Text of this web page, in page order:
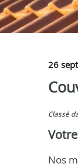
26
Classé
Nos